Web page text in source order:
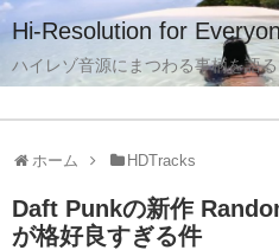
Hi-Resolution for
ハイレゾ音源にまつわる事柄を語
ホーム HDTracks
Daft Punkの新作
が格好良すぎる件